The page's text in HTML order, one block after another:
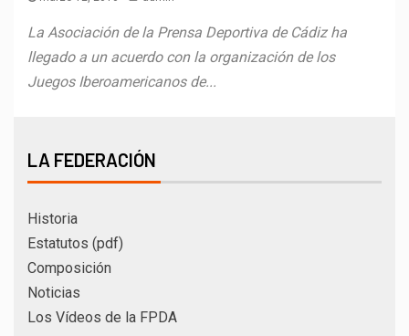
La Asociación de la Prensa Deportiva de Cádiz ha
llegado a un acuerdo con la organización de los
Juegos Iberoamericanos de...
LA FEDERACIÓN
Historia
Estatutos (pdf)
Composición
Noticias
Los Vídeos de la FPDA